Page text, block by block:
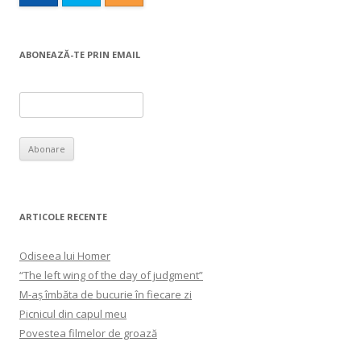
ABONEAZĂ-TE PRIN EMAIL
ARTICOLE RECENTE
Odiseea lui Homer
“The left wing of the day of judgment”
M-aș îmbăta de bucurie în fiecare zi
Picnicul din capul meu
Povestea filmelor de groază